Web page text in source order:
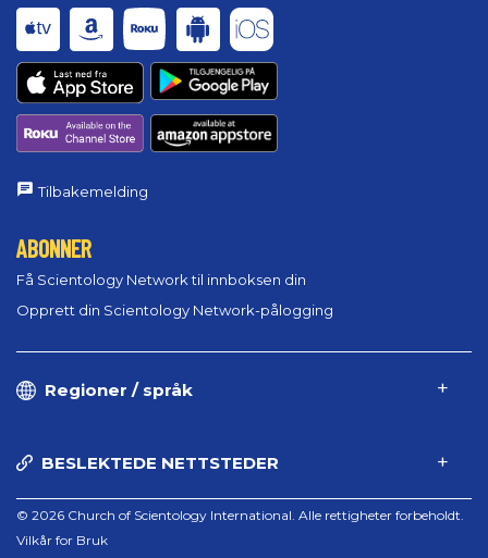
Tilbakemelding
ABONNER
Få Scientology Network til innboksen din
Opprett din Scientology Network-pålogging
Regioner / språk
BESLEKTEDE NETTSTEDER
© 2026 Church of Scientology International. Alle rettigheter forbeholdt.
Vilkår for Bruk